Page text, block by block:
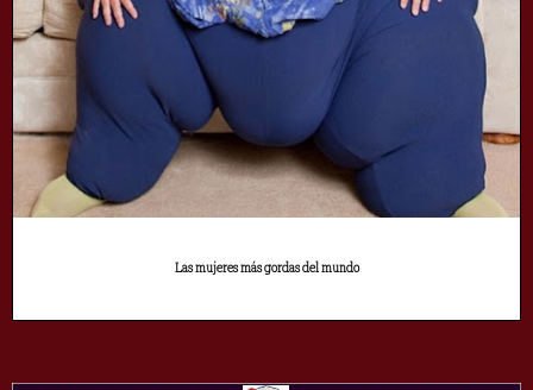
Las mujeres más gordas del mundo